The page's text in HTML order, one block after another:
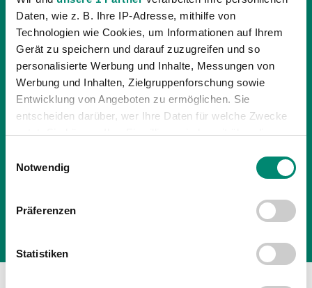
Daten, wie z. B. Ihre IP-Adresse, mithilfe von
Technologien wie Cookies, um Informationen auf Ihrem
Gerät zu speichern und darauf zuzugreifen und so
personalisierte Werbung und Inhalte, Messungen von
Werbung und Inhalten, Zielgruppenforschung sowie
Entwicklung von Angeboten zu ermöglichen. Sie
entscheiden darüber, wer Ihre Daten für welche Zwecke
nutzt. Sie können Ihre Einwilligung jederzeit über die
Trigger Symbol ändern oder widerrufen
Erfahren Sie mehr darüber, wie Ihre persönlichen Daten
verarbeitet werden, und legen Sie Ihre Präferenzen im
Wir verwenden Cookies, um Inhalte und Anzeigen zu
Notwendig
Präferenzen
Statistiken
18.11.2016| UNKATEGORISIERT
BENBENNEK
dem 20. November, zu Gast bei der Sky-Sendung „Talk